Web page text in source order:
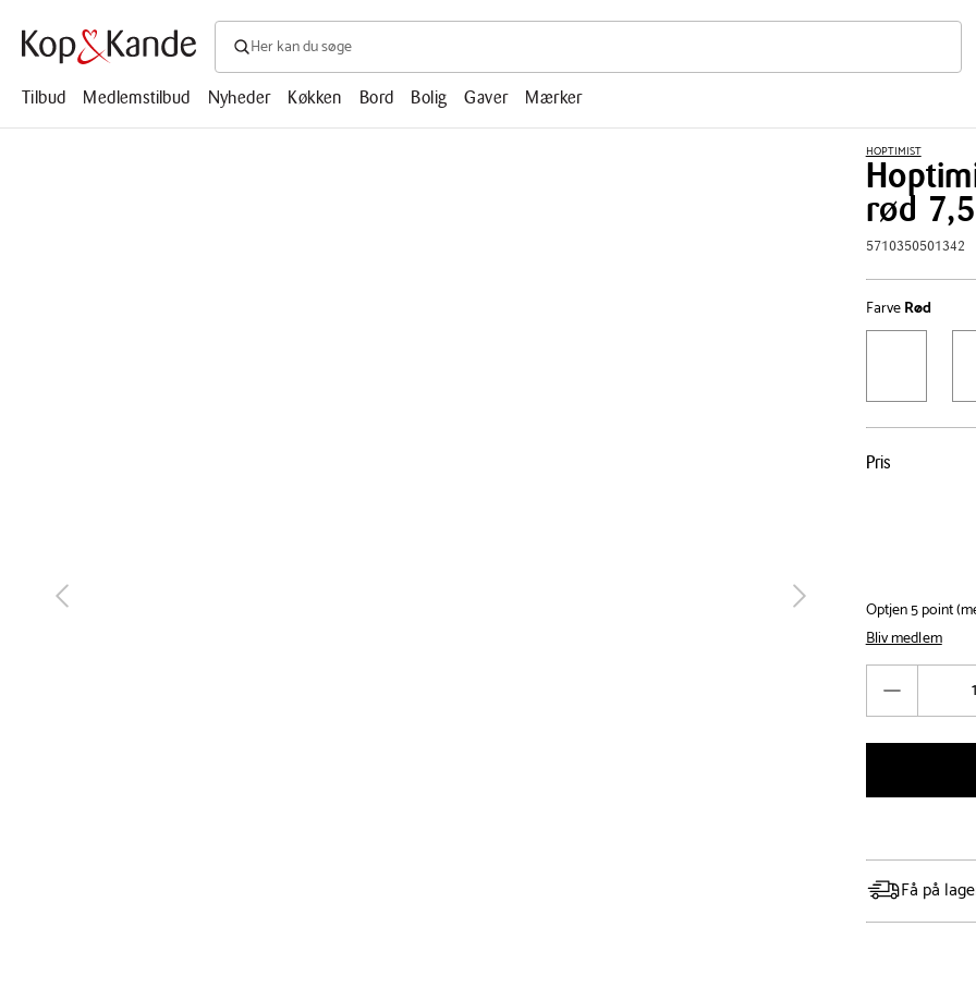
Søg efter produkter, artikler, opskrifter, mm.
Søg
efter
artikler,
Tilbud
Medlemstilbud Nyheder Køkken Bord Bolig Gaver Mærker
næste tilbage
HOPTIMIST
rød
5710350501342
FarveRød
Pris
Pris
Optjen 5 point
Bliv medlem
Få på